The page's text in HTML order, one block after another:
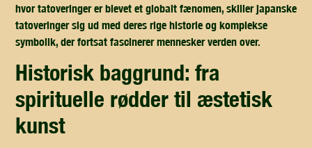
hvor tatoveringer er blevet et globalt fænomen, skiller japanske
tatoveringer sig ud med deres rige historie og komplekse
symbolik, der fortsat fascinerer mennesker verden over.
historisk baggrund: fra
spirituelle rødder til æstetisk
kunst